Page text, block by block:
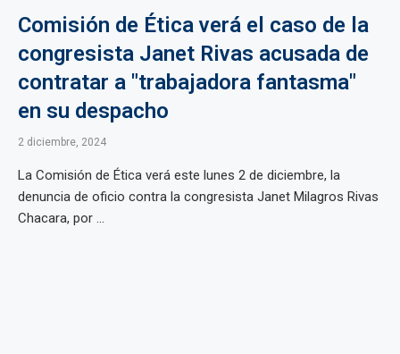
Comisión de Ética verá el caso de la
congresista Janet Rivas acusada de
contratar a "trabajadora fantasma"
en su despacho
2 diciembre, 2024
La Comisión de Ética verá este lunes 2 de diciembre, la
denuncia de oficio contra la congresista Janet Milagros Rivas
Chacara, por ...